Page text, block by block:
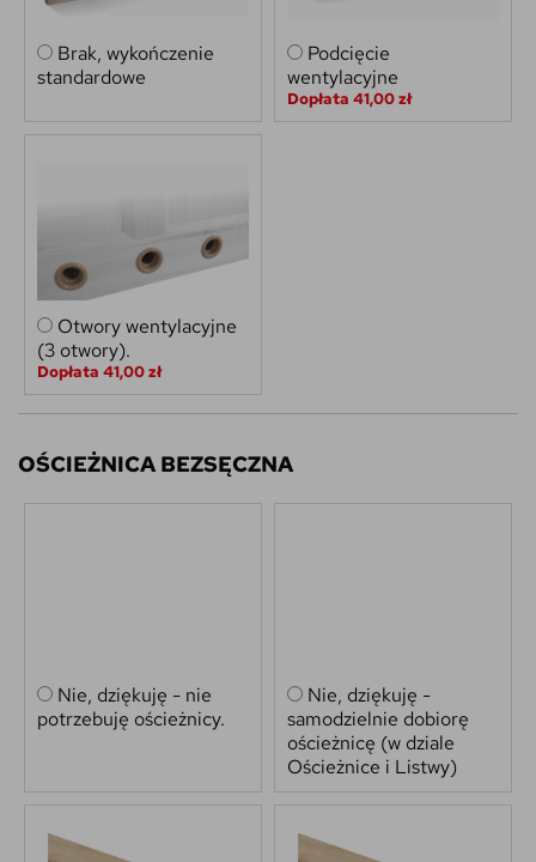
Brak, wykończenie
standardowe
Podcięcie
wentylacyjne
Dopłata 41,00 zł
Otwory wentylacyjne
(3 otwory).
Dopłata 41,00 zł
OŚCIEŻNICA BEZSĘCZNA
Nie, dziękuję - nie
potrzebuję ościeżnicy.
Nie, dziękuję -
samodzielnie dobiorę
ościeżnicę (w dziale
Ościeżnice i Listwy)